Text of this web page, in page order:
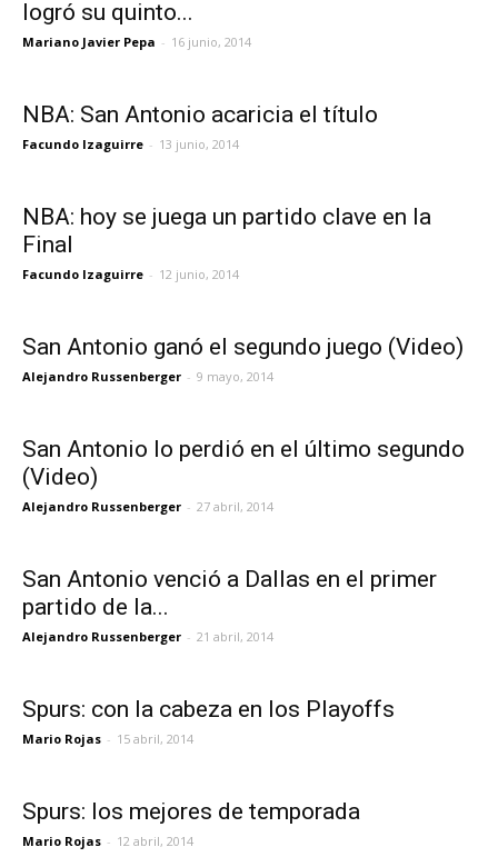
logró su quinto...
Mariano Javier Pepa - 16 junio, 2014
NBA: San Antonio acaricia el título
Facundo Izaguirre - 13 junio, 2014
NBA: hoy se juega un partido clave en la
Final
Facundo Izaguirre - 12 junio, 2014
San Antonio ganó el segundo juego (Video)
Alejandro Russenberger - 9 mayo, 2014
San Antonio lo perdió en el último segundo
(Video)
Alejandro Russenberger - 27 abril, 2014
San Antonio venció a Dallas en el primer
partido de la...
Alejandro Russenberger - 21 abril, 2014
Spurs: con la cabeza en los Playoffs
Mario Rojas - 15 abril, 2014
Spurs: los mejores de temporada
Mario Rojas - 12 abril, 2014